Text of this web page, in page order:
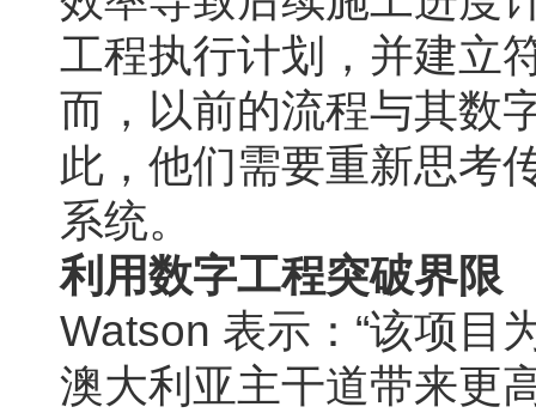
工程执行计划，并建立
而，以前的流程与其数
此，他们需要重新思考
系统。
利用数字工程突破界限
Watson 表示：“该项目
澳大利亚主干道带来更